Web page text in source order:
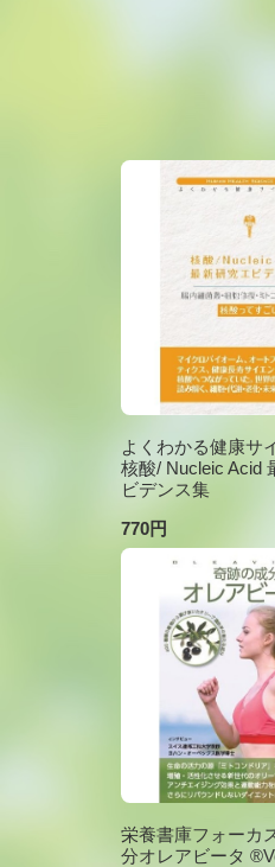
よくわかる健康サ
核酸/ Nucleic Acid
ビデンス集
770円
栄養書庫フォーカ
分オレアビータ